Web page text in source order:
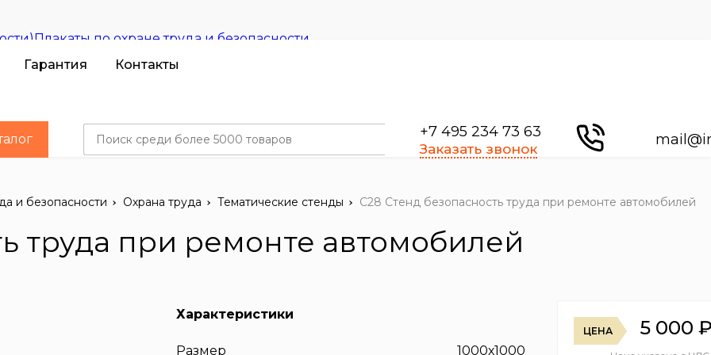
Плакаты по охране труда и безопасности
Гарантия
Контакты
+7 495 234 73 63
Заказать звонок
и безопасности Охрана труда Тематические стенды С28 Стенд безопасность труда при ремонте автомобилей
труда при ремонте автомобилей
Характеристики
Размер
1000х1000
ЦЕНА 5 000